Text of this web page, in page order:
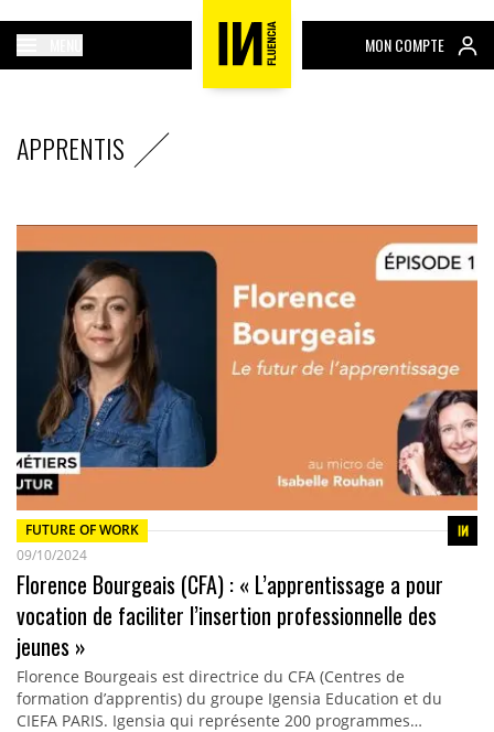
MON COMPTE
APPRENTIS
FUTURE OF WORK
09/10/2024
Florence Bourgeais (CFA) : « L’apprentissage a pour
vocation de faciliter l’insertion professionnelle des
jeunes »
Florence Bourgeais est directrice du CFA (Centres de
formation d’apprentis) du groupe Igensia Education et du
CIEFA PARIS. Igensia qui représente 200 programmes…